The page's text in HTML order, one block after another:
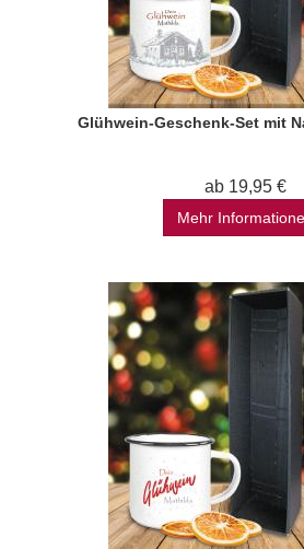
Glühwein-Geschenk-Set mit
ab 19,95 €
Mehr